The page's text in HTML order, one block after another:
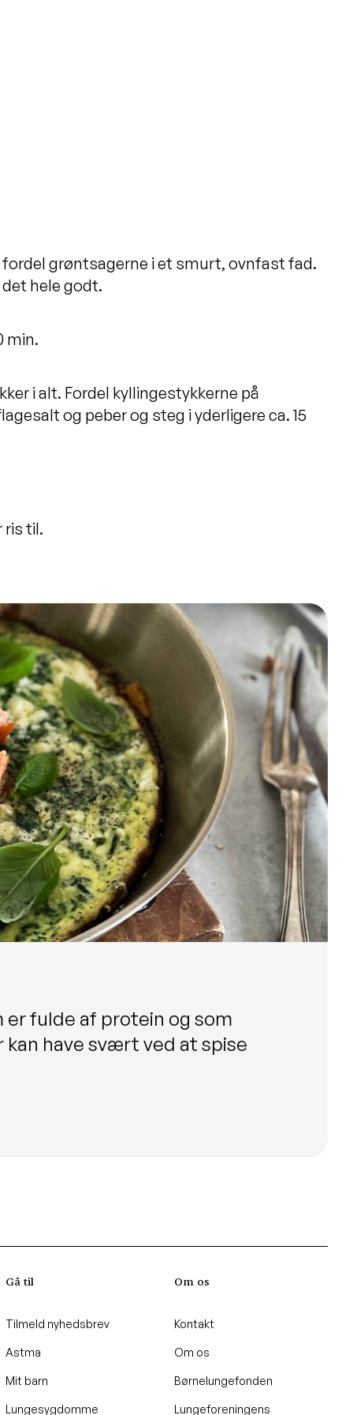
grøntsagerne i et smurt, ovnfast fad.
hele godt.
min.
i alt. Fordel kyllingestykkerne på
og peber og steg i yderligere ca. 15
ris til.
er fulde af protein og som
have svært ved at spise
Gå til
Tilmeld nyhedsbrev
Astma
Mit barn
Lungesygdomme
Om os
Kontakt
Om os
Børnelungefonden
Lungeforeningens